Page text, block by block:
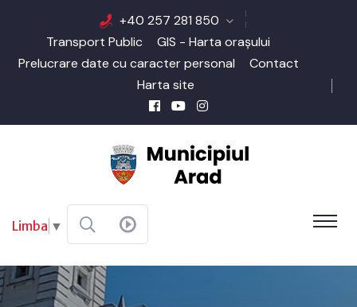
+40 257 281 850
Transport Public
GIS - Harta orașului
Prelucrare date cu caracter personal
Contact
Harta site
Limba ▼